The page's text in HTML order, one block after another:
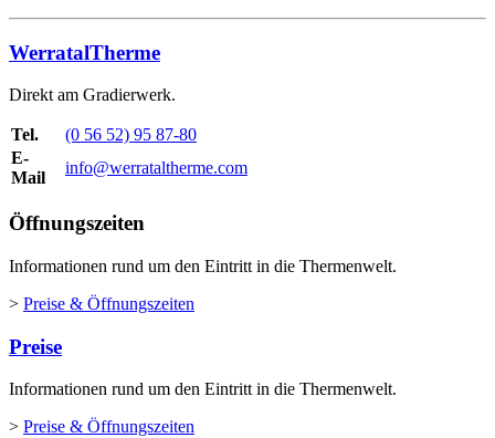
WerratalTherme
Direkt am Gradierwerk.
Tel.
(0 56 52) 95 87-80
E-
Mail
info@werrataltherme.com
Öffnungszeiten
Informationen rund um den Eintritt in die Thermenwelt.
> Preise & Öffnungszeiten
Preise
Informationen rund um den Eintritt in die Thermenwelt.
> Preise & Öffnungszeiten